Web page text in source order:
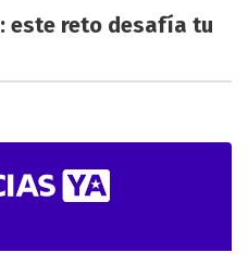
este reto desafía tu